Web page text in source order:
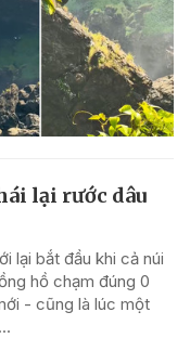
lại rước dâu
lại bắt đầu khi cả núi
hồ chạm đúng 0
- cũng là lúc một